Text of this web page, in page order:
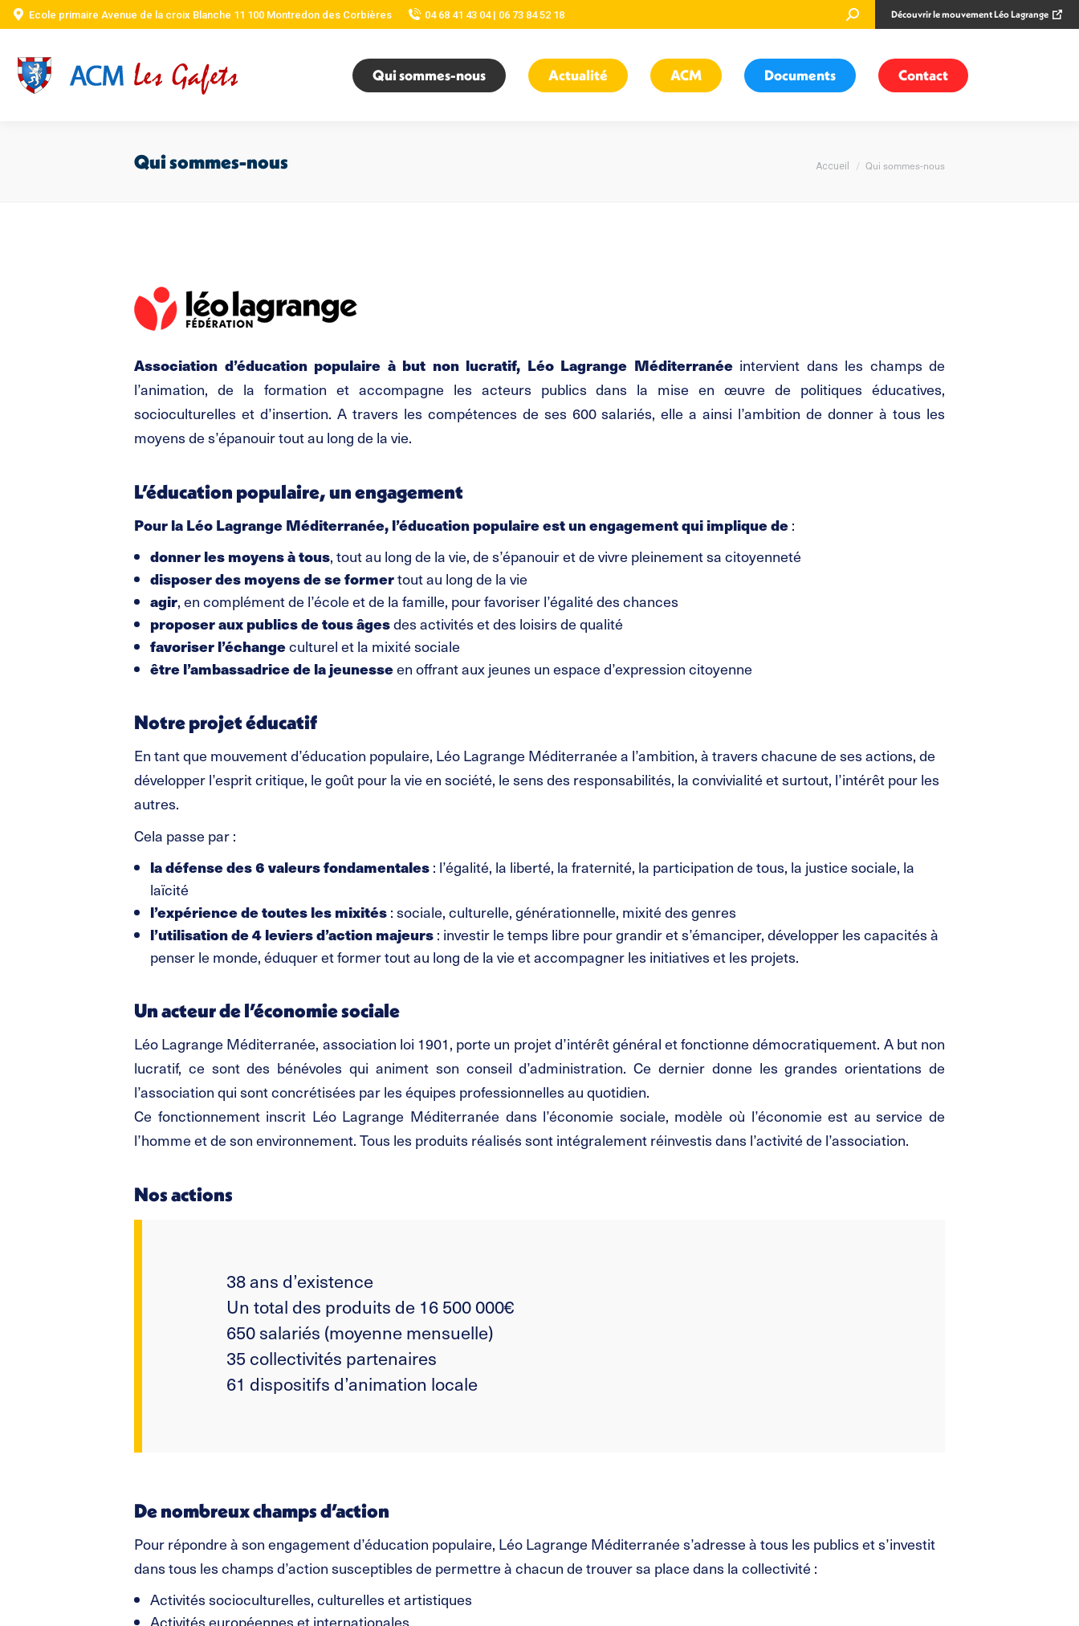
Ecole primaire Avenue de la croix Blanche 11 100 Montredon des Corbières 04 68 41 43 04 | 06 73 84 52 18
Recherche
:
Découvrir le mouvement Léo Lagrange
Qui sommes-nous Actualité ACM Documents Contact
Qui sommes-nous Vous êtes ici :
Accueil Qui sommes-nous
Association d’éducation populaire à but non lucratif, Léo Lagrange Méditerranéeintervient dans les champs de
l’animation, de la formation et accompagne les acteurs publics dans la mise en œuvre de politiques éducatives,
socioculturelles et d’insertion. A travers les compétences de ses 600 salariés, elle a ainsi l’ambition de donner à tous les
moyens de s’épanouir tout au long de la vie.
L’éducation populaire, un engagement
Pour la Léo Lagrange Méditerranée, l’éducation populaire est un engagement qui implique de :
donner les moyens à tous, tout au long de la vie, de s’épanouir et de vivre pleinement sa citoyenneté
disposer des moyens de se formertout au long de la vie
agir, en complément de l’école et de la famille, pour favoriser l’égalité des chances
proposer aux publics de tous âgesdes activités et des loisirs de qualité
favoriser l’échangeculturel et la mixité sociale
être l’ambassadrice de la jeunesseen offrant aux jeunes un espace d’expression citoyenne
Notre projet éducatif
En tant que mouvement d’éducation populaire, Léo Lagrange Méditerranée a l’ambition, à travers chacune de ses actions, de
développer l’esprit critique, le goût pour la vie en société, le sens des responsabilités, la convivialité et surtout, l’intérêt pour les
autres.
Cela passe par :
la défense des 6 valeurs fondamentales : l’égalité, la liberté, la fraternité, la participation de tous, la justice sociale, la
laïcité
l’expérience de toutes les mixités : sociale, culturelle, générationnelle, mixité des genres
l’utilisation de 4 leviers d’action majeurs : investir le temps libre pour grandir et s’émanciper, développer les capacités à
penser le monde, éduquer et former tout au long de la vie et accompagner les initiatives et les projets.
Un acteur de l’économie sociale
Léo Lagrange Méditerranée, association loi 1901, porte un projet d’intérêt général et fonctionne démocratiquement. A but non
lucratif, ce sont des bénévoles qui animent son conseil d’administration. Ce dernier donne les grandes orientations de
l’association qui sont concrétisées par les équipes professionnelles au quotidien.
Ce fonctionnement inscrit Léo Lagrange Méditerranée dans l’économie sociale, modèle où l’économie est au service de
l’homme et de son environnement. Tous les produits réalisés sont intégralement réinvestis dans l’activité de l’association.
Nos actions
38 ans d’existence
Un total des produits de 16 500 000€
650 salariés (moyenne mensuelle)
35 collectivités partenaires
61 dispositifs d’animation locale
De nombreux champs d’action
Pour répondre à son engagement d’éducation populaire, Léo Lagrange Méditerranée s’adresse à tous les publics et s’investit
dans tous les champs d’action susceptibles de permettre à chacun de trouver sa place dans la collectivité :
Activités socioculturelles, culturelles et artistiques
Activités européennes et internationales